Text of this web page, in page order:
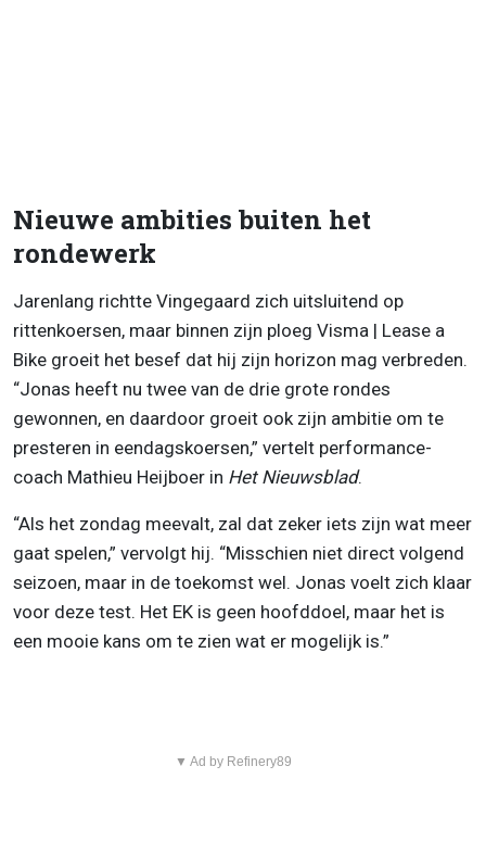
Nieuwe ambities buiten het
rondewerk
Jarenlang richtte Vingegaard zich uitsluitend op
rittenkoersen, maar binnen zijn ploeg Visma | Lease a
Bike groeit het besef dat hij zijn horizon mag verbreden.
“Jonas heeft nu twee van de drie grote rondes
gewonnen, en daardoor groeit ook zijn ambitie om te
presteren in eendagskoersen,” vertelt performance-
coach Mathieu Heijboer in Het Nieuwsblad.
“Als het zondag meevalt, zal dat zeker iets zijn wat meer
gaat spelen,” vervolgt hij. “Misschien niet direct volgend
seizoen, maar in de toekomst wel. Jonas voelt zich klaar
voor deze test. Het EK is geen hoofddoel, maar het is
een mooie kans om te zien wat er mogelijk is.”
▼ Ad by Refinery89